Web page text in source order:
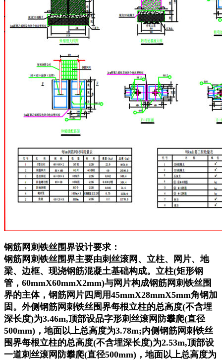
钢筋网刺铁丝围界设计要求：
钢筋网刺铁丝围界主要由刺丝滚网、立柱、网片、地
梁、边框、现浇钢筋混凝土基础构成。立柱(矩形钢
管，60mmX60mmX2mm)与网片构成钢筋网刺铁丝围
界的主体，钢筋网片四周用45mmX28mmX5mm角钢加
固。外侧钢筋网刺铁丝围界每根立柱的总高度(不含埋
深长度)为3.46m,顶部设品字形刺丝滚网防攀爬(直径
500mm)，地面以上总高度为3.78m;内侧钢筋网刺铁丝
围界每根立柱的总高度(不含埋深长度)为2.53m,顶部设
一道刺丝滚网防攀爬(直径500mm)，地面以上总高度为